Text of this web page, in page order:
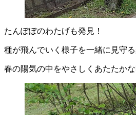
たんぽぽのわたげも発見！
種が飛んでいく様子を一緒に見守る
春の陽気の中をやさしくあたたか